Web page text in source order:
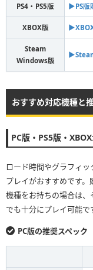
PS4・PS5版 ▶︎PS版
XBOX版
Steam
Windows版
おすすめ対応機種と
PC版・PS5版・
ロード時間やグラフィッ
プレイがおすすめです
機種をお持ちの場合は、
でも十分にプレイ可能で
PC版の推奨スペック